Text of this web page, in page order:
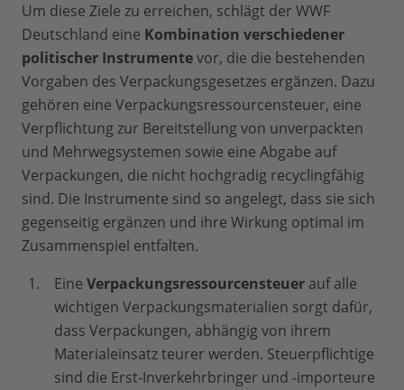
Um diese Ziele zu erreichen, schlägt der WWF
Deutschland eine Kombination verschiedener
politischer Instrumentevor, die die bestehenden
Vorgaben des Verpackungsgesetzes ergänzen. Dazu
gehören eine Verpackungsressourcensteuer, eine
Verpflichtung zur Bereitstellung von unverpackten
und Mehrwegsystemen sowie eine Abgabe auf
Verpackungen, die nicht hochgradig recyclingfähig
sind. Die Instrumente sind so angelegt, dass sie sich
gegenseitig ergänzen und ihre Wirkung optimal im
Zusammenspiel entfalten.
Eine Verpackungsressourcensteuer auf alle
wichtigen Verpackungsmaterialien sorgt dafür,
dass Verpackungen, abhängig von ihrem
Materialeinsatz teurer werden. Steuerpflichtige
sind die Erst-Inverkehrbringer und -importeure